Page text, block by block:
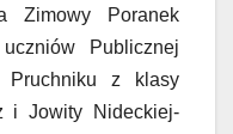
Zimowy Poranek
Publicznej
z klasy
i Jowity Nideckiej-